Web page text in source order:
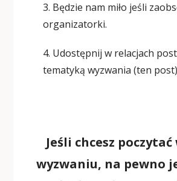
3. Będzie nam miło jeśli
organizatorki.
4. Udostępnij w relacjach
tematyką wyzwania (ten
Jeśli chcesz
wyzwaniu, na pewno